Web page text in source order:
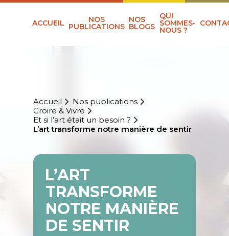
ACCUEIL NOS
PUBLICATIONS
NOS
BLOGS
QUI
SOMMES-
NOUS ?
Accueil
Nos publications
Croire & Vivre
Et si l’art était un besoin ?
L’art transforme notre manière de sentir
L’ART
TRANSFORME
NOTRE MANIÈRE
DE SENTIR